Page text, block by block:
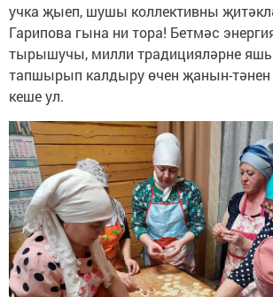
учка җыеп, шушы коллективны
Гарипова гына ни тора! Бетмәс
тырышучы, милли традицияләрне
тапшырып калдыру өчен җанын-тәнен
кеше ул.